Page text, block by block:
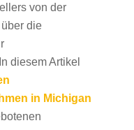
von der
die
diesem Artikel
in Michigan